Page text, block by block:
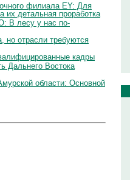
филиала EY: Для
их детальная проработка
В лесу у нас по-
но отрасли требуются
кадры
Дальнего Востока
области: Основной